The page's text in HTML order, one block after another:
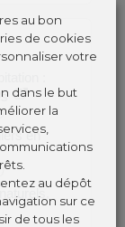
:
en
au bon
de cookies
votre
dans le but
la
au dépôt
sur ce
de tous les